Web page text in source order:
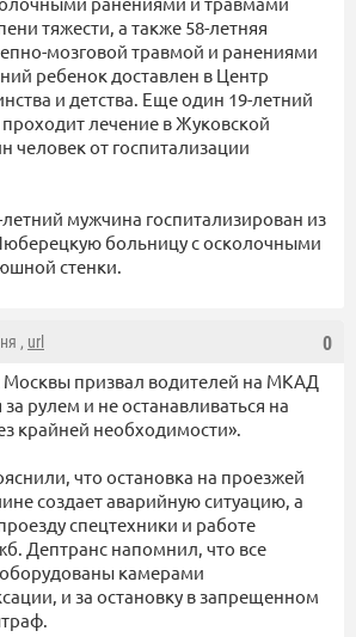
тяжести, а также 58-летняя
мозговой травмой и ранениями
ребенок доставлен в Центр
и детства. Еще один 19-летний
лечение в Жуковской
человек от госпитализации
мужчина госпитализирован из
больницу с осколочными
стенки.
0
, url
Москвы призвал водителей на МКАД
за рулем и не останавливаться на
крайней необходимости».
что остановка на проезжей
создает аварийную ситуацию, а
спецтехники и работе
Дептранс напомнил, что все
камерами
и за остановку в запрещенном